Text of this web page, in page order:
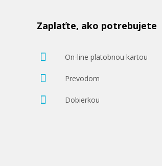
Zaplaťte, ako potrebujete
On-line platobnou kartou
Prevodom
Dobierkou